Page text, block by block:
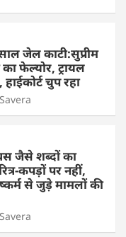
जेल काटी:सुप्रीम
फेल्योर, ट्रायल
चुप रहा
जैसे शब्दों का
कपड़ों पर नहीं,
से जुड़े मामलों की